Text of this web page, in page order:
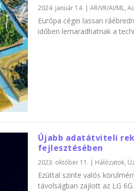
2024. január 14. | AR/VR/AI/ML,
Európa cégei lassan
időben lemaradhatnak a
Újabb adatátviteli
fejlesztésében
2023. október 11. | Hálózatok,
Ezúttal szinte valós
távolságban zajlott az LG